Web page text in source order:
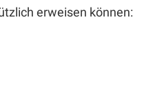
erweisen können: